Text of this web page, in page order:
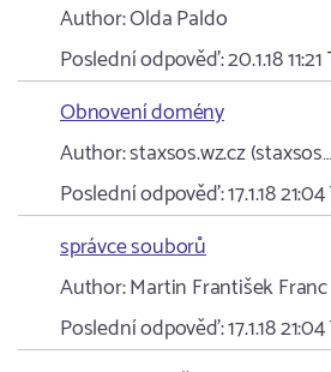
Author:Olda Paldo
Poslední odpověď:20.1.18 11:21
Obnovení domény
Author:staxsos.wz.cz (staxsos…
Poslední odpověď:17.1.18 21:04
správce souborů
Author:Martin František
Poslední odpověď:17.1.18 21:04